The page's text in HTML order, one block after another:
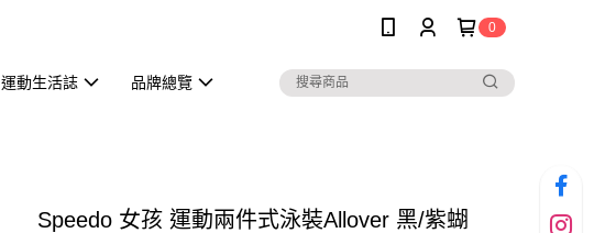
0
運動生活誌 品牌總覽
Speedo 女孩 運動兩件式泳裝Allover 黑/紫蝴